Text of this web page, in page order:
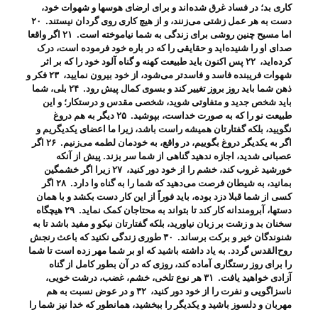
کاری بد؛ در فساد غرق شده‌اند و برای ارضای هوسها و شهوات خود،
دست به هر عمل زشتی می‌زنند، و از هیچ کاری روی گردان نیستند. ۲۰
اما مسیح چنین روشی برای زندگی به شما نیاموخته است. ۲۱ اگر واقعا
صدای او را شنیده‌اید و حقایقی را که در باره خود فرموده است، درک
کرده‌اید، ۲۲ پس اکنون باید طبیعت کهنه و گناه آلود خود را که بر اثر
شهوات فریبنده فاسد و فاسدتر می‌شود، از خود بیرون نمایید، ۲۳ فکر و
ذهن شما باید روز بروز تغییر کند و بسوی کمال پیش رود. ۲۴ بلی، شما
باید شخص جدید و متفاوتی شوید، شخصی مقدس و درستکار؛ و این
طبیعت نو را که به صورت خداست، بپوشید. ۲۵ دیگر به هم دروغ
نگویید، بلکه گفتارتان همیشه راست باشد، زیرا ما اعضای یکدیگریم و
اگر به یکدیگر دروغ بگوییم، در واقع، به خودمان لطمه می‌زنیم. ۲۶ اگر
عصبانی شدید، اجازه ندهید گناهی از شما سر بزند. پیش از آنکه
خورشید غروب کند، خشم را از خود دور کنید، ۲۷ زیرا اگر خشمگین
بمانید، به شیطان فرصت می‌دهید که شما را به گناه وا دارد. ۲۸ اگر
کسی از شما قبلا دزد بوده، باید فوراً از این کار دست بکشد و با همان
دستها، آبرومندانه کار کند تا بتواند به محتاجان کمک نماید. ۲۹ هیچگاه
سخنان بد و زشت بر زبان نیاورید، بلکه گفتارتان نیکو و مفید باشد تا به
شنوندگان خیر و برکت برساند. ۳۰ طوری زندگی نکنید که باعث رنجش
روح‌القدس گردد. به یاد داشته باشید که او بر شما مهر زده است تا شما
را برای روز رستگاری آماده کند، روزی که در آن بطور کامل از گناه
آزادی خواهید یافت. ۳۱ هر نوع تلخی، خشم، غضب، درشت خویی،
ناسزاگویی و نفرت را از خود دور کنید، ۳۲ و در عوض نسبت به هم
مهربان و دلسوز باشید و یکدیگر را ببخشید، همانطور که خدا نیز شما را